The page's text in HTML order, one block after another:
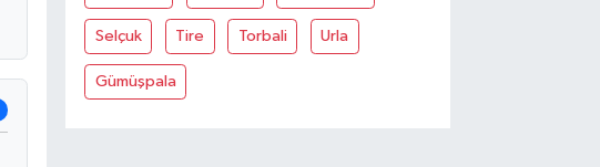
Selçuk Tire Torbali Urla
Gümüşpala